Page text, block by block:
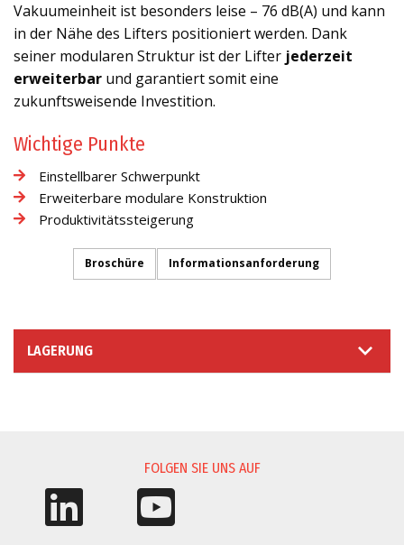
Vakuumeinheit ist besonders leise – 76 dB(A) und kann
in der Nähe des Lifters positioniert werden. Dank
seiner modularen Struktur ist der Lifter jederzeit
erweiterbar und garantiert somit eine
zukunftsweisende Investition.
Wichtige Punkte
Einstellbarer Schwerpunkt
Erweiterbare modulare Konstruktion
Produktivitätssteigerung
Broschüre Informationsanforderung
LAGERUNG
FOLGEN SIE UNS AUF